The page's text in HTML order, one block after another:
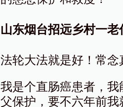
山东烟台招远乡村一
法轮大法就是好！常念
我是个直肠癌患者，
父保护，要不六年前